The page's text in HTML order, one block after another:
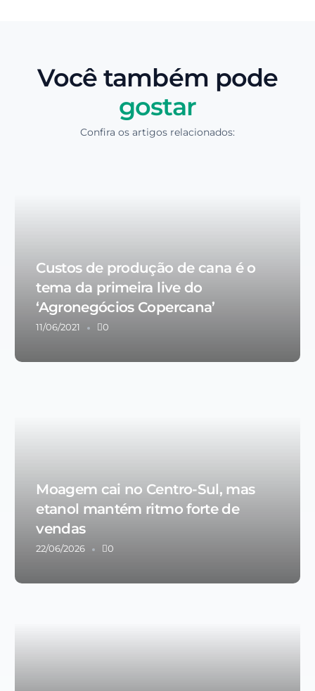
Você também pode
gostar
Confira os artigos relacionados:
Custos de produção de cana é o
tema da primeira live do
‘Agronegócios Copercana’
11/06/2021 0
Moagem cai no Centro-Sul, mas
etanol mantém ritmo forte de
vendas
22/06/2026 0